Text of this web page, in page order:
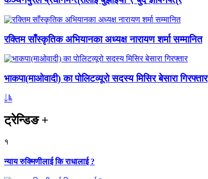
रक्तिम साँस्कृतिक अभियानका अध्यक्ष नारायण शर्मा सम्मानित
भाकपा(माओवादी) का पोलिटव्यूरो सदस्य मिसिर बेसारा गिरफ्तार
ट्रेन्डिङ+
१
न्याय रुक्मिणीलाई कि राधालाई ?